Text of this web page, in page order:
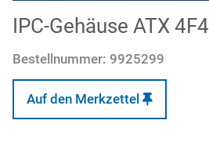
IPC-Gehäuse ATX 4F4
Bestellnummer: 9925299
Auf den Merkzettel